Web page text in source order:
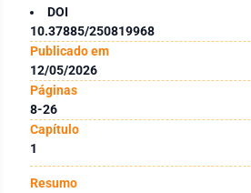
DOI
10.37885/250819968
Publicado em
12/05/2026
Páginas
8-26
Capítulo
1
Resumo